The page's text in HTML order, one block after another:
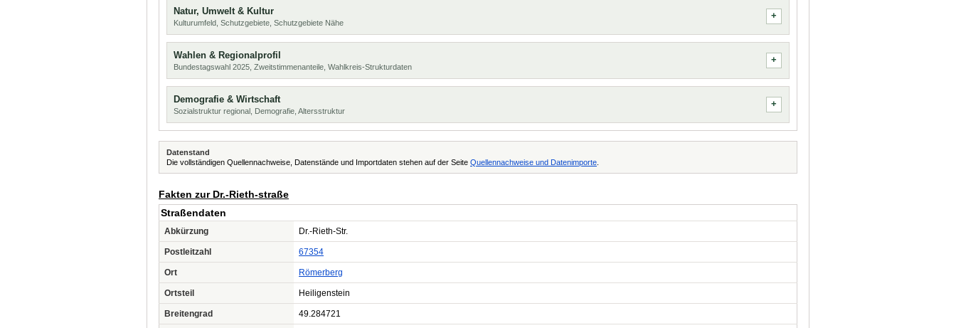
Natur, Umwelt & Kultur
Kulturumfeld, Schutzgebiete, Schutzgebiete Nähe
Wahlen & Regionalprofil
Bundestagswahl 2025, Zweitstimmenanteile, Wahlkreis-Strukturdaten
Demografie & Wirtschaft
Sozialstruktur regional, Demografie, Altersstruktur
Datenstand
Die vollständigen Quellennachweise, Datenstände und Importdaten stehen auf der Seite Quellennachweise und Datenimporte
Fakten zur Dr.-Rieth-straße
Straßendaten
Abkürzung Dr.-Rieth-Str.
Postleitzahl 67354
Ort Römerberg
Ortsteil Heiligenstein
Breitengrad 49.284721